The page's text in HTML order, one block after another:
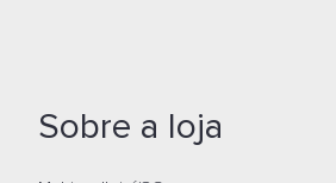
Sobre a loja